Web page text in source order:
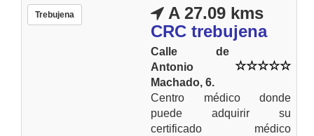
Trebujena
A 27.09 kms
CRC trebujena
Calle de
Antonio
Machado, 6.
Centro médico donde
puede adquirir su
certificado médico